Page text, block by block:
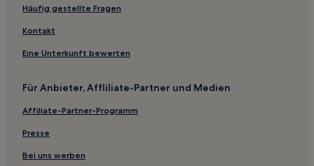
Häufig gestellte Fragen
Kontakt
Eine Unterkunft bewerten
Für Anbieter, Affliliate-Partner und Medien
Affiliate-Partner-Programm
Presse
Bei uns werben